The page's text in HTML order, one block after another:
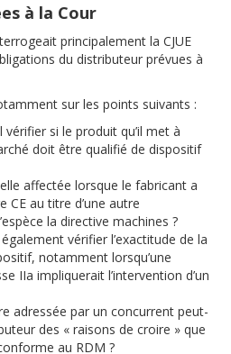
à la Cour
principalement la CJUE
du distributeur prévues à
sur les points suivants :
si le produit qu’il met à
doit être qualifié de dispositif
affectée lorsque le fabricant a
CE au titre d’une autre
la directive machines ?
vérifier l’exactitude de la
notamment lorsqu’une
IIa impliquerait l’intervention d’un
adressée par un concurrent peut-
des « raisons de croire » que
au RDM ?